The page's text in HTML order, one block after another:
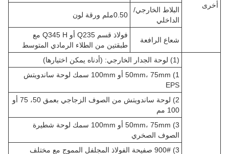
أخرى
البلاط الخارجي/
الداخلي
0.50ملم ورقة لون
شعاع الرافعة
فولاذ قسم Q235 أو Q345 H مع
طبقتين من الطلاء الرمادي المتوسط
(1) لوحة الجدار الخارجي: (أدناه يمكن اختيارها)
1) 50mm، 75mm أو 100mm سمك لوحة ساندويتش
EPS
2) لوحة ساندويتش من الصوف الزجاجي بعمق 50، 75 أو
100 مم
3) 50mm، 75mm أو 100mm سمك لوحة شطيرة
الصوف الصخري
3) 900# صفيحة الفولاذ المجلفل المموج مع مختلف